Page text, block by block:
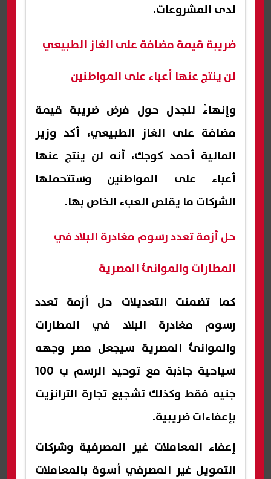
لدى المشروعات.
ضريبة قيمة مضافة على الغاز الطبيعي
لن ينتج عنها أعباء على المواطنين
وإنهاءً للجدل حول فرض ضريبة قيمة
مضافة على الغاز الطبيعي، أكد وزير
المالية أحمد كوجك، أنه لن ينتج عنها
أعباء على المواطنين وستتحملها
الشركات ما يقلص العبء الخاص بها.
حل أزمة تعدد رسوم مغادرة البلاد في
المطارات والموانئ المصرية
كما تضمنت التعديلات حل أزمة تعدد
رسوم مغادرة البلاد في المطارات
والموانئ المصرية سيجعل مصر وجهه
سياحية جاذبة مع توحيد الرسم ب 100
جنيه فقط وكذلك تشجيع تجارة الترانزيت
بإعفاءات ضريبية.
إعفاء المعاملات غير المصرفية وشركات
التمويل غير المصرفي أسوة بالمعاملات